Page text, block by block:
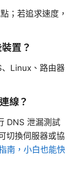
；若追求速度，
置？
Linux、路由器
線？
DNS 泄漏測試
切換伺服器或協
南，小白也能快